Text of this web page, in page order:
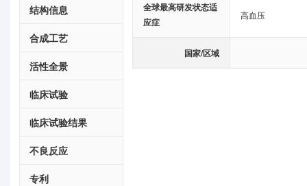
结构信息
合成工艺
活性全景
临床试验
临床试验结果
不良反应
专利
全球最高研发状态适
应症
高血压
国家/区域